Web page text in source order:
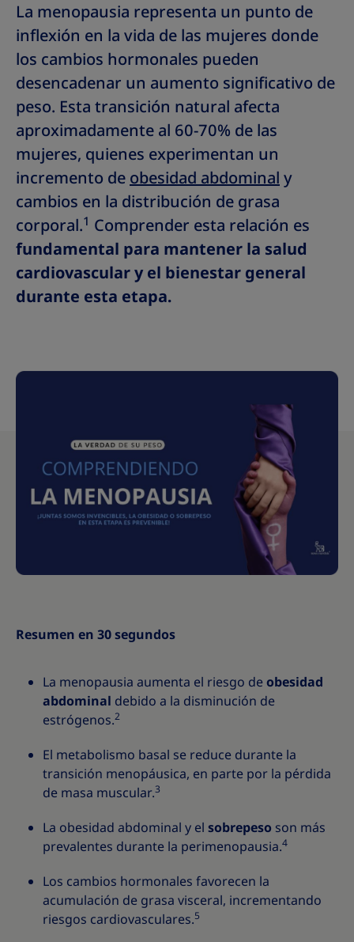
La menopausia representa un punto de
inflexión en la vida de las mujeres donde
los cambios hormonales pueden
desencadenar un aumento significativo de
peso. Esta transición natural afecta
aproximadamente al 60-70% de las
mujeres, quienes experimentan un
incremento de obesidad abdominal y
cambios en la distribución de grasa
corporal.1 Comprender esta relación es
fundamental para mantener la salud
cardiovascular y el bienestar general
durante esta etapa.
Resumen en 30 segundos
La menopausia aumenta el riesgo deobesidad
abdominal debido a la disminución de
estrógenos.2
El metabolismo basal se reduce durante la
transición menopáusica, en parte por la pérdida
de masa muscular.3
La obesidad abdominal y el sobrepeso son más
prevalentes durante la perimenopausia.4
Los cambios hormonales favorecen la
acumulación de grasa visceral, incrementando
riesgos cardiovasculares.5